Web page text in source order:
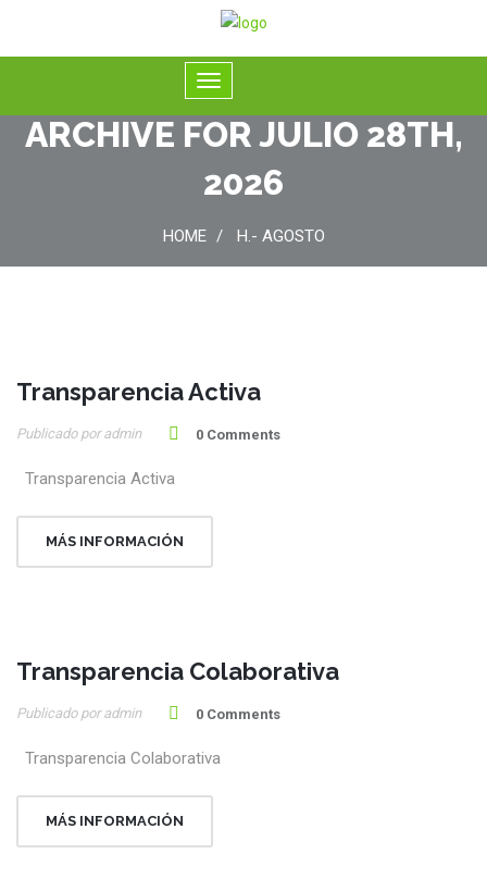
ARCHIVE FOR JULIO 28TH,
2026
HOME H.- AGOSTO
28
Jul
Transparencia Activa
Publicado por admin 0 Comments
Transparencia Activa
MÁS INFORMACIÓN
28
Jul
Transparencia Colaborativa
Publicado por admin 0 Comments
Transparencia Colaborativa
MÁS INFORMACIÓN